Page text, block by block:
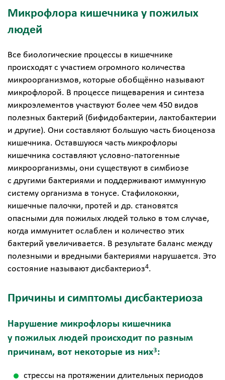
Микрофлора кишечника у пожилых
людей
Все биологические процессы в кишечнике
происходят с участием огромного количества
микроорганизмов, которые обобщённо называют
микрофлорой. В процессе пищеварения и синтеза
микроэлементов участвуют более чем 450 видов
полезных бактерий (бифидобактерии, лактобактерии
и другие). Они составляют большую часть биоценоза
кишечника. Оставшуюся часть микрофлоры
кишечника составляют условно-патогенные
микроорганизмы, они существуют в симбиозе
с другими бактериями и поддерживают иммунную
систему организма в тонусе. Стафилококки,
кишечные палочки, протей и др. становятся
опасными для пожилых людей только в том случае,
когда иммунитет ослаблен и количество этих
бактерий увеличивается. В результате баланс между
полезными и вредными бактериями нарушается. Это
состояние называют дисбактериоз4.
Причины и симптомы дисбактериоза
Нарушение микрофлоры кишечника
у пожилых людей происходит по разным
причинам, вот некоторые из них3:
стрессы на протяжении длительных периодов